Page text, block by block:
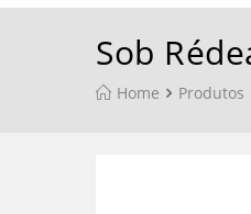
Sob
Home Produtos